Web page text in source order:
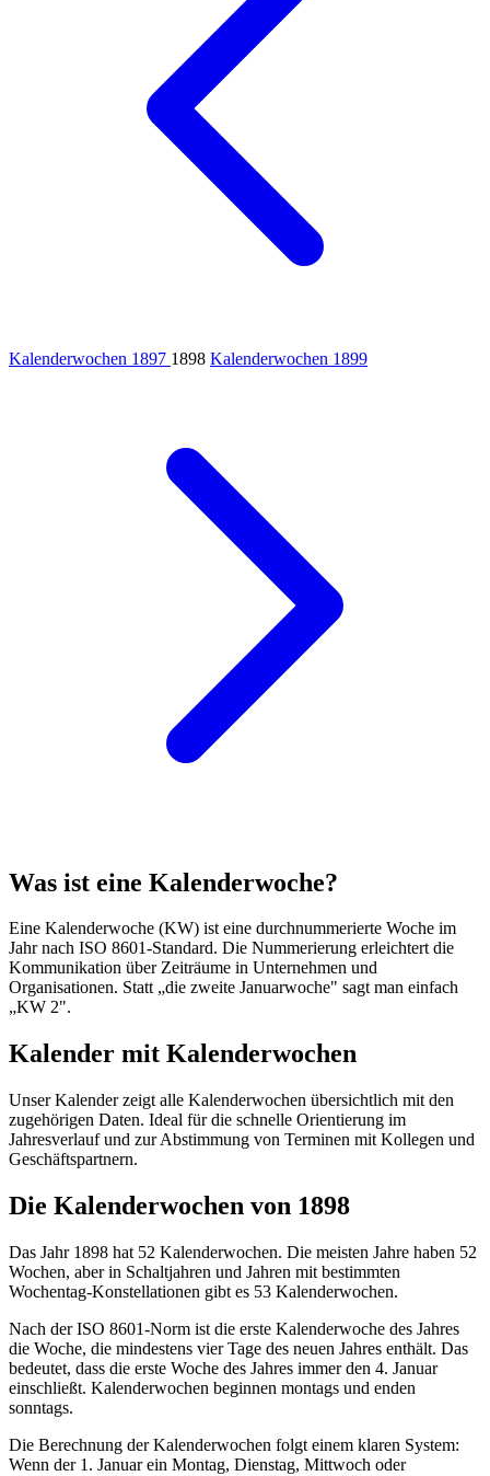
Kalenderwochen 1897 1898 Kalenderwochen 1899
Was ist eine Kalenderwoche?
Eine Kalenderwoche (KW) ist eine durchnummerierte Woche im
Jahr nach ISO 8601-Standard. Die Nummerierung erleichtert die
Kommunikation über Zeiträume in Unternehmen und
Organisationen. Statt „die zweite Januarwoche" sagt man einfach
„KW 2".
Kalender mit Kalenderwochen
Unser Kalender zeigt alle Kalenderwochen übersichtlich mit den
zugehörigen Daten. Ideal für die schnelle Orientierung im
Jahresverlauf und zur Abstimmung von Terminen mit Kollegen und
Geschäftspartnern.
Die Kalenderwochen von 1898
Das Jahr 1898 hat 52 Kalenderwochen. Die meisten Jahre haben 52
Wochen, aber in Schaltjahren und Jahren mit bestimmten
Wochentag-Konstellationen gibt es 53 Kalenderwochen.
Nach der ISO 8601-Norm ist die erste Kalenderwoche des Jahres
die Woche, die mindestens vier Tage des neuen Jahres enthält. Das
bedeutet, dass die erste Woche des Jahres immer den 4. Januar
einschließt. Kalenderwochen beginnen montags und enden
sonntags.
Die Berechnung der Kalenderwochen folgt einem klaren System:
Wenn der 1. Januar ein Montag, Dienstag, Mittwoch oder